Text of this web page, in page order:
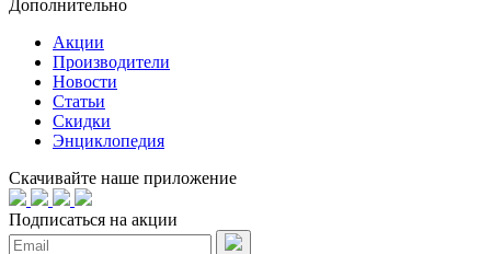
Дополнительно
Акции
Производители
Новости
Статьи
Скидки
Энциклопедия
Скачивайте наше приложение
Подписаться на акции